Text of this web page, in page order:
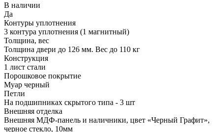
В наличии
Да
Контуры уплотнения
3 контура уплотнения (1 магнитный)
Толщина, вес
Толщина двери до 126 мм. Вес до 110 кг
Конструкция
1 лист стали
Порошковое покрытие
Муар черный
Петли
На подшипниках скрытого типа - 3 шт
Внешняя отделка
Внешняя МДФ-панель и наличники, цвет «Черный Графит»,
черное стекло, 10мм